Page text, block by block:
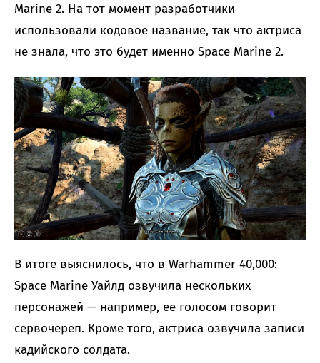
Marine 2. На тот момент разработчики
использовали кодовое название, так что актриса
не знала, что это будет именно Space Marine 2.
В итоге выяснилось, что в Warhammer 40,000:
Space Marine Уайлд озвучила нескольких
персонажей — например, ее голосом говорит
сервочереп. Кроме того, актриса озвучила записи
кадийского солдата.